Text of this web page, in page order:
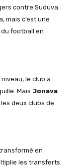
contre Suduva.
mais c’est une
football en
le club a
Mais Jonava
deux clubs de
en
les transferts